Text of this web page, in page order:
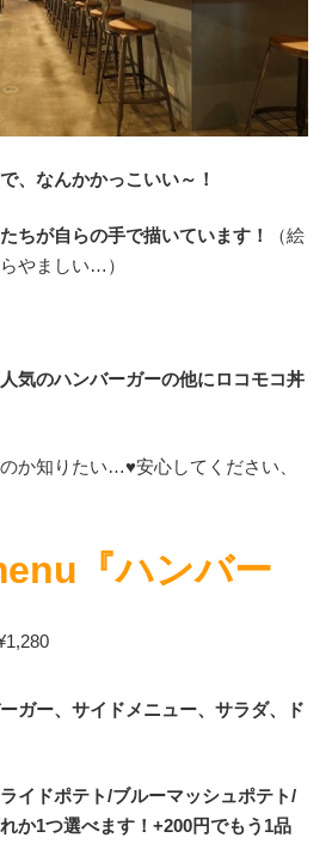
、なんかかっこいい～！
ちが自らの手で描いています！
（絵
やましい…）
気のハンバーガーの他にロコモコ丼
か知りたい…♥安心してください、
『ハンバー
ガー、サイドメニュー、サラダ、ド
イドポテト/ブルーマッシュポテト/
か1つ選べます！+200円でもう1品